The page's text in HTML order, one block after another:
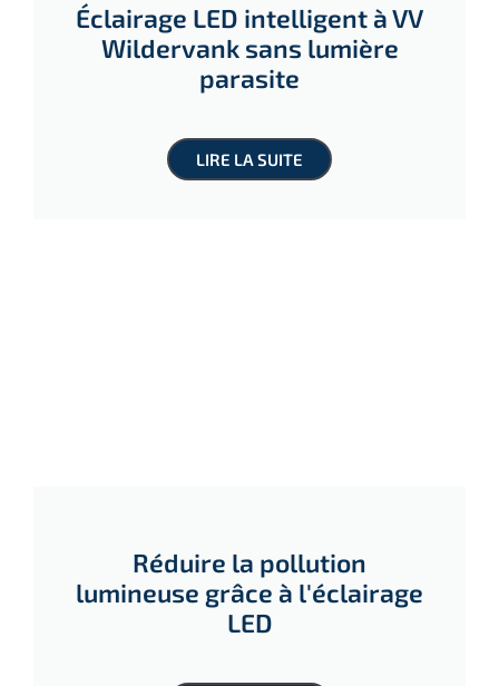
Éclairage LED intelligent à VV
Wildervank sans lumière
parasite
LIRE LA SUITE
Réduire la pollution
lumineuse grâce à l'éclairage
LED